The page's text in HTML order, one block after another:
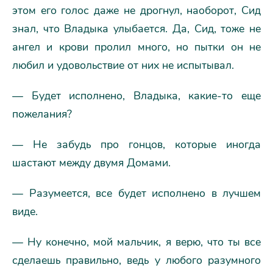
этом его голос даже не дрогнул, наоборот, Сид
знал, что Владыка улыбается. Да, Сид, тоже не
ангел и крови пролил много, но пытки он не
любил и удовольствие от них не испытывал.
— Будет исполнено, Владыка, какие-то еще
пожелания?
— Не забудь про гонцов, которые иногда
шастают между двумя Домами.
— Разумеется, все будет исполнено в лучшем
виде.
— Ну конечно, мой мальчик, я верю, что ты все
сделаешь правильно, ведь у любого разумного